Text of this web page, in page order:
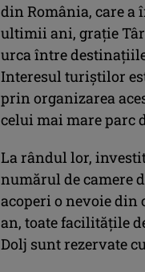
din România, care a
ultimii ani, grație
urca între
Interesul turiștilor
prin organizarea
celui mai mare parc
La rândul lor,
numărul de camere
acoperi o nevoie
an, toate facilitățile
Dolj sunt rezervate